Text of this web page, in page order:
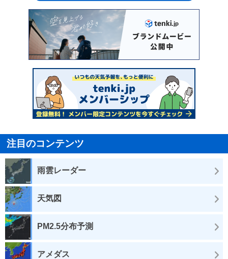
注目のコンテンツ
雨雲レーダー
天気図
PM2.5分布予測
アメダス